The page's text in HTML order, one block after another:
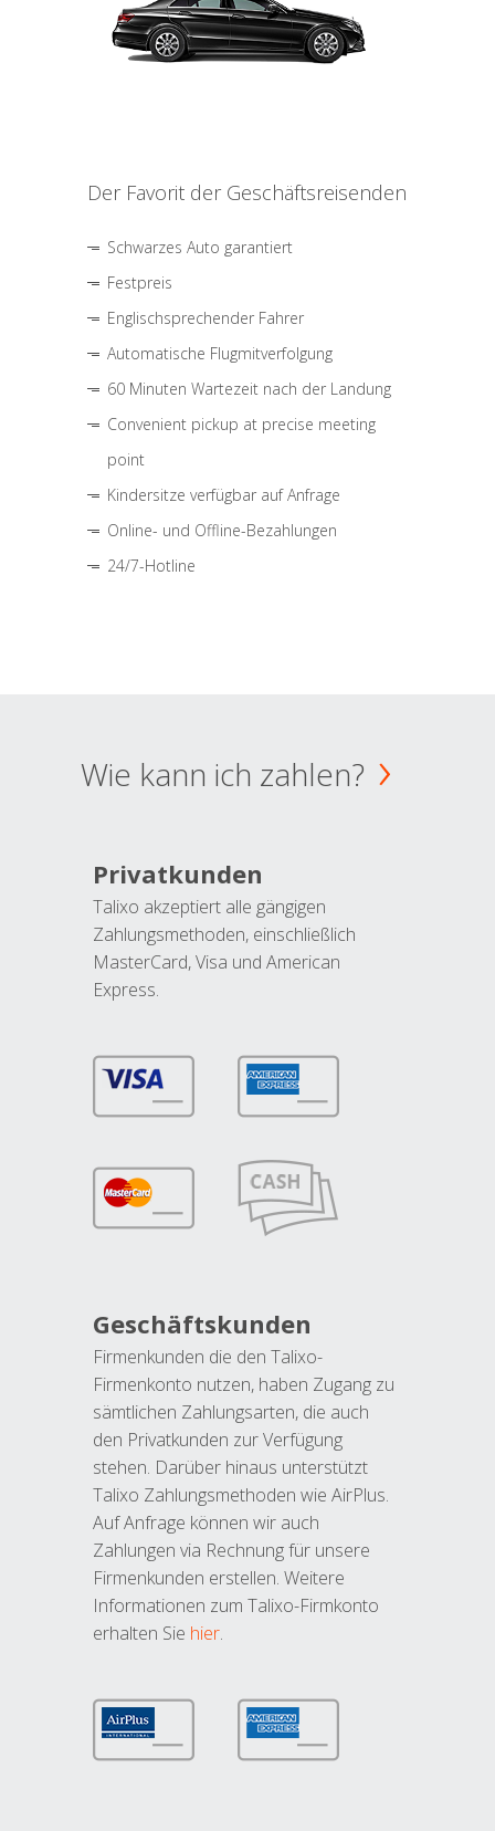
Der Favorit der Geschäftsreisenden
Schwarzes Auto garantiert
Festpreis
Englischsprechender Fahrer
Automatische Flugmitverfolgung
60 Minuten Wartezeit nach der Landung
Convenient pickup at precise meeting
point
Kindersitze verfügbar auf Anfrage
Online- und Offline-Bezahlungen
24/7-Hotline
Wie kann ich zahlen?
Privatkunden
Talixo akzeptiert alle gängigen
Zahlungsmethoden, einschließlich
MasterCard, Visa und American
Express.
Geschäftskunden
Firmenkunden die den Talixo-
Firmenkonto nutzen, haben Zugang zu
sämtlichen Zahlungsarten, die auch
den Privatkunden zur Verfügung
stehen. Darüber hinaus unterstützt
Talixo Zahlungsmethoden wie AirPlus.
Auf Anfrage können wir auch
Zahlungen via Rechnung für unsere
Firmenkunden erstellen. Weitere
Informationen zum Talixo-Firmkonto
erhalten Sie hier.